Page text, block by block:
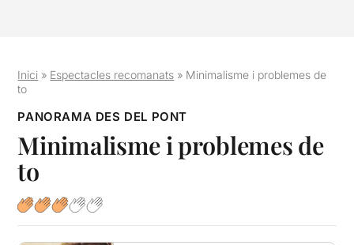
Inici » Espectacles recomanats » Minimalisme i problemes de
to
PANORAMA DES DEL PONT
Minimalisme i problemes de
to